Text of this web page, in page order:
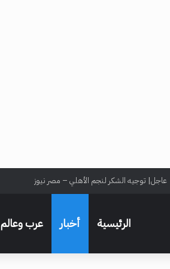
عاجل| توجيه الشكر لنجم الأهلي – مصر نيوز
الرئيسية أخبار عرب وعالم